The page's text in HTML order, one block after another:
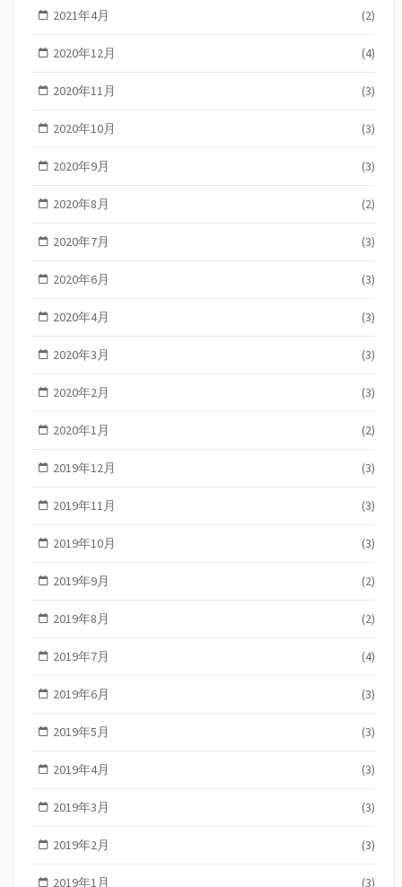
2021年4月 (2)
2020年12月 (4)
2020年11月 (3)
2020年10月 (3)
2020年9月 (3)
2020年8月 (2)
2020年7月 (3)
2020年6月 (3)
2020年4月 (3)
2020年3月 (3)
2020年2月 (3)
2020年1月 (2)
2019年12月 (3)
2019年11月 (3)
2019年10月 (3)
2019年9月 (2)
2019年8月 (2)
2019年7月 (4)
2019年6月 (3)
2019年5月 (3)
2019年4月 (3)
2019年3月 (3)
2019年2月 (3)
2019年1月 (3)